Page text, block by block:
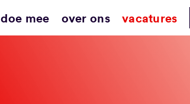
doe mee over ons vacatures